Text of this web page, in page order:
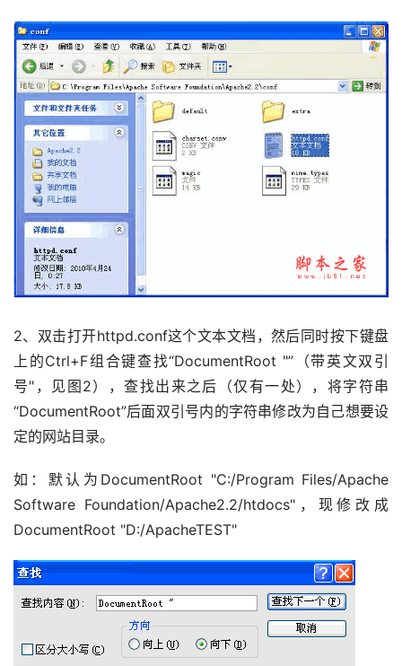
2、双击打开httpd.conf这个文本文档，然后同时按下键盘
上的Ctrl+F组合键查找“DocumentRoot "”（带英文双引
号"，见图2），查找出来之后（仅有一处），将字符串
“DocumentRoot”后面双引号内的字符串修改为自己想要设
定的网站目录。
如：默认为DocumentRoot "C:/Program Files/Apache
Software Foundation/Apache2.2/htdocs"，现修改成
DocumentRoot "D:/ApacheTEST"